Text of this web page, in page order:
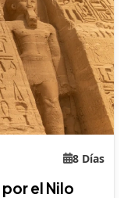
8 Días
el Nilo